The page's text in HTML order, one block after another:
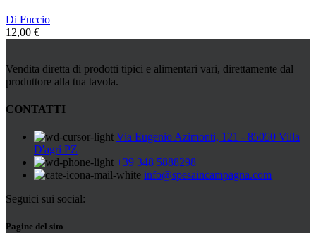
Di Fuccio
12,00 €
Vendita diretta di prodotti tipici e alimentari vari, direttamente dal
produttore alla tua tavola.
CONTATTI
Via Eugenio Azimonti, 121 - 85050 Villa
D'agri PZ
+39 348 5888298
info@spesaincampagna.com
Seguici sui social:
Pagine del sito